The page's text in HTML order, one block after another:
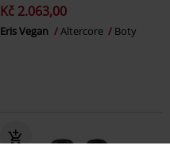
Kč 2.063,00
Eris Vegan Altercore Boty